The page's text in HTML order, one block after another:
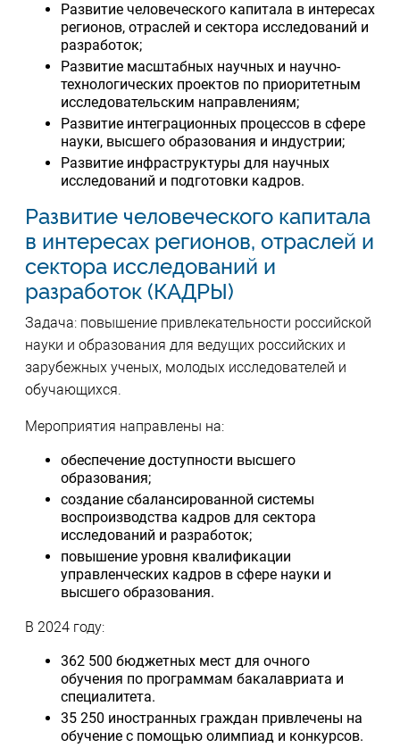
Развитие человеческого капитала в интересах
регионов, отраслей и сектора исследований и
разработок;
Развитие масштабных научных и научно-
технологических проектов по приоритетным
исследовательским направлениям;
Развитие интеграционных процессов в сфере
науки, высшего образования и индустрии;
Развитие инфраструктуры для научных
исследований и подготовки кадров.
Развитие человеческого капитала
в интересах регионов, отраслей и
сектора исследований и
разработок (КАДРЫ)
Задача: повышение привлекательности российской
науки и образования для ведущих российских и
зарубежных ученых, молодых исследователей и
обучающихся.
Мероприятия направлены на:
обеспечение доступности высшего
образования;
создание сбалансированной системы
воспроизводства кадров для сектора
исследований и разработок;
повышение уровня квалификации
управленческих кадров в сфере науки и
высшего образования.
В 2024 году:
362 500 бюджетных мест для очного
обучения по программам бакалавриата и
специалитета.
35 250 иностранных граждан привлечены на
обучение с помощью олимпиад и конкурсов.